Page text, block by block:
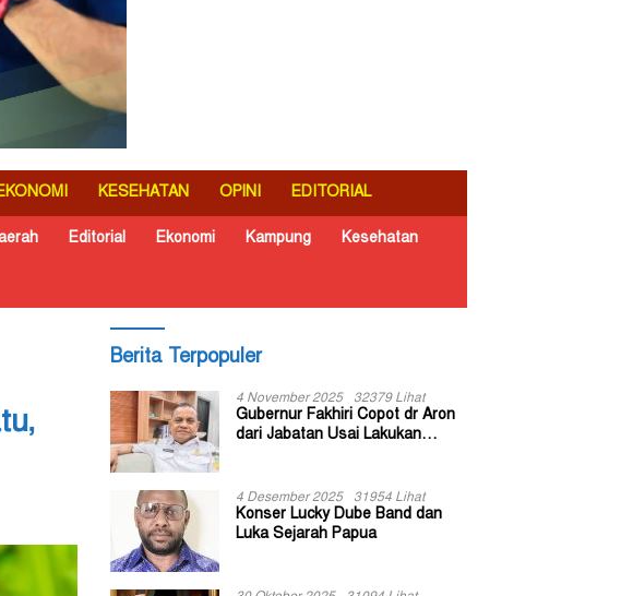
KESEHATAN OPINI EDITORIAL
Editorial Ekonomi Kampung Kesehatan
Berita Terpopuler
4 November 2025 32379 Lihat
Gubernur Fakhiri Copot dr Aron
dari Jabatan Usai Lakukan
4 Desember 2025 31954 Lihat
Konser Lucky Dube Band dan
Luka Sejarah Papua